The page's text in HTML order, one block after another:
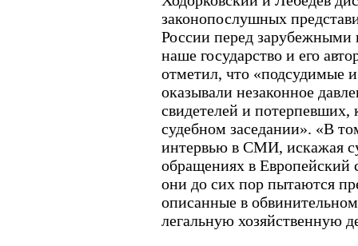
законопослушных
России перед зарубежными
наше государство и его
отметил, что «подсудимые
оказывали незаконное
свидетелей и
судебном заседании». «В
интервью в СМИ, искажая
обращениях в Европейский
они до сих пор пытаются
описанные в
легальную хозяйственную